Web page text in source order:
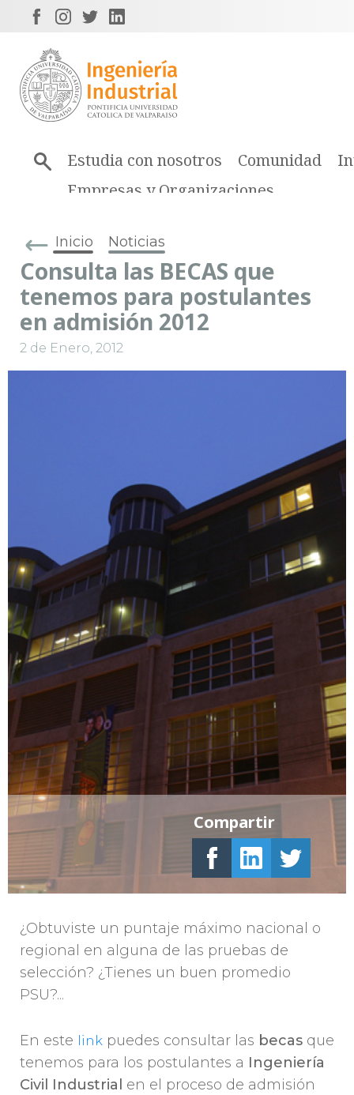
Estudia con nosotros Comunidad
Empresas y Organizaciones
Inicio Noticias
Consulta las BECAS que
tenemos para postulantes
en admisión 2012
2 de Enero, 2012
¿Obtuviste un puntaje máximo nacional o
regional en alguna de las pruebas de
selección? ¿Tienes un buen promedio
PSU?...
En este link puedes consultar las becas que
tenemos para los postulantes a Ingeniería
Civil Industrial en el proceso de admisión
Compartir